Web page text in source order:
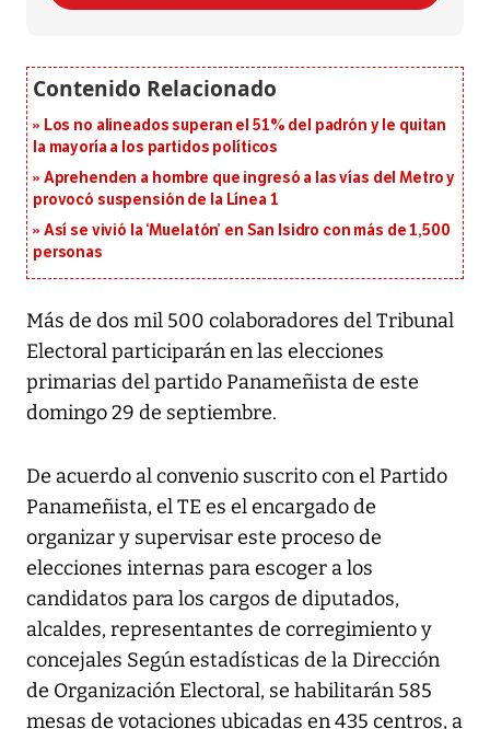
Los no alineados superan el 51% del padrón y le quitan
la mayoría a los partidos políticos
Aprehenden a hombre que ingresó a las vías del Metro y
provocó suspensión de la Línea 1
Así se vivió la ‘Muelatón’ en San Isidro con más de 1,500
personas
Más de dos mil 500 colaboradores del Tribunal
Electoral participarán en las elecciones
primarias del partido Panameñista de este
domingo 29 de septiembre.
De acuerdo al convenio suscrito con el Partido
Panameñista, el TE es el encargado de
organizar y supervisar este proceso de
elecciones internas para escoger a los
candidatos para los cargos de diputados,
alcaldes, representantes de corregimiento y
concejales Según estadísticas de la Dirección
de Organización Electoral, se habilitarán 585
mesas de votaciones ubicadas en 435 centros, a